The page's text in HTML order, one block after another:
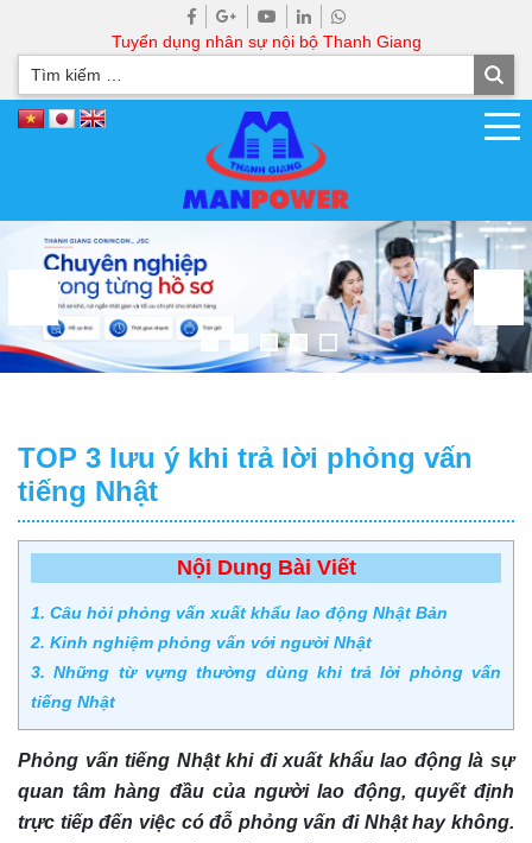
Tuyển dụng nhân sự nội bộ Thanh Giang
TOP 3 lưu ý khi trả lời phỏng vấn
tiếng Nhật
Nội Dung Bài Viết
1. Câu hỏi phỏng vấn xuất khẩu lao động Nhật Bản
2. Kinh nghiệm phỏng vấn với người Nhật
3. Những từ vựng thường dùng khi trả lời phỏng vấn
tiếng Nhật
Phỏng vấn tiếng Nhật khi đi xuất khẩu lao động là sự
quan tâm hàng đầu của người lao động, quyết định
trực tiếp đến việc có đỗ phỏng vấn đi Nhật hay không.